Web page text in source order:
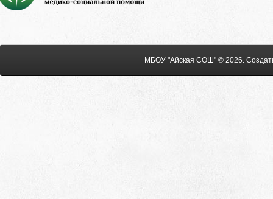
МБОУ "Айская СОШ" © 2026.